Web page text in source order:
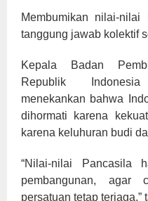
Membumikan nilai-
tanggung jawab kolektif
Kepala Badan
Republik
menekankan bahwa
dihormati karena
karena keluhuran budi
“Nilai-nilai Pancasila
pembangunan, agar
persatuan tetap terjaga,”